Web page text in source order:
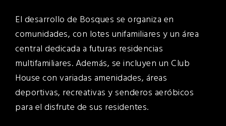
El desarrollo de Bosques se organiza en
comunidades, con lotes unifamiliares y un área
central dedicada a futuras residencias
multifamiliares. Además, se incluyen un Club
House con variadas amenidades, áreas
deportivas, recreativas y senderos aeróbicos
para el disfrute de sus residentes.